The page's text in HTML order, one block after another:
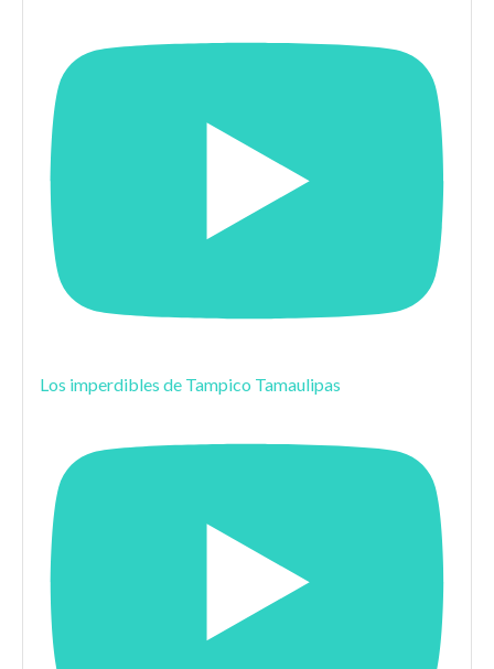
Los imperdibles de Tampico Tamaulipas